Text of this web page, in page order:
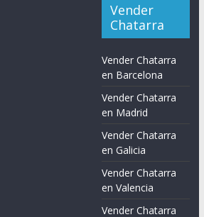
Vender
Chatarra
Vender Chatarra
en Barcelona
Vender Chatarra
en Madrid
Vender Chatarra
en Galicia
Vender Chatarra
en Valencia
Vender Chatarra